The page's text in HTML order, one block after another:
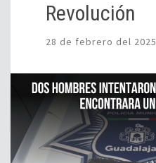
Revolución
28 de febrero del 2025